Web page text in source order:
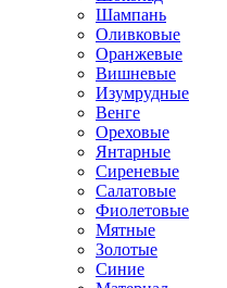
Шампань
Оливковые
Оранжевые
Вишневые
Изумрудные
Венге
Ореховые
Янтарные
Сиреневые
Салатовые
Фиолетовые
Мятные
Золотые
Синие